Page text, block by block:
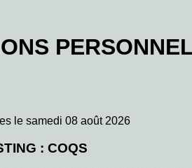
le samedi 08 août 2026
: COQS